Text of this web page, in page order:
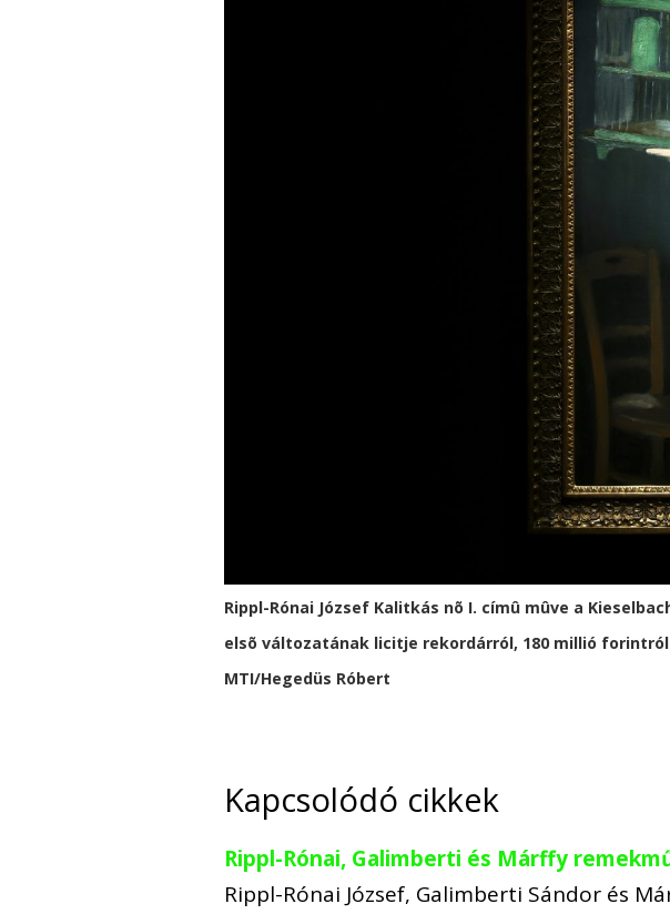
Rippl-Rónai József Kalitkás nõ I. címû mûve a
elsõ változatának licitje rekordárról, 180 millió
MTI/Hegedüs Róbert
Kapcsolódó cikkek
Rippl-Rónai, Galimberti és Márffy
Rippl-Rónai József, Galimberti Sándor és